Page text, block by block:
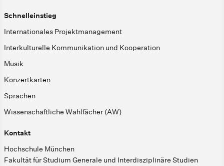
Schnelleinstieg
Internationales Projektmanagement
Interkulturelle Kommunikation und Kooperation
Musik
Konzertkarten
Sprachen
Wissenschaftliche Wahlfächer (AW)
Kontakt
Hochschule München
Fakultät für Studium Generale und Interdisziplinäre Studien